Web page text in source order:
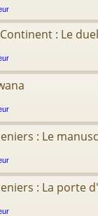
: Le
: Le
: La porte